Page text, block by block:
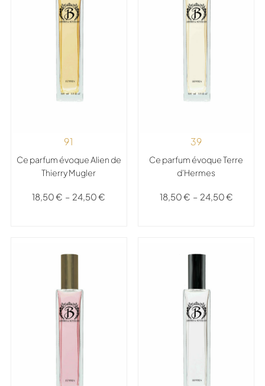
91
Ce parfum évoque Alien de
Thierry Mugler
18,50€ – 24,50€
39
Ce parfum évoque Terre
d’Hermes
18,50€ – 24,50€